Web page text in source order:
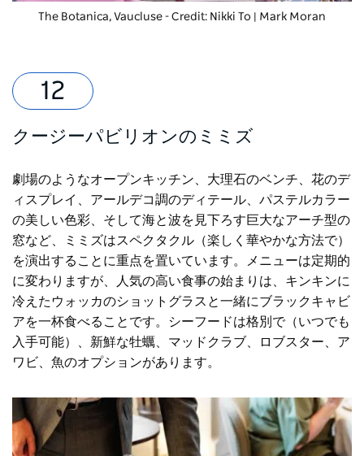
The Botanica, Vaucluse - Credit: Nikki To | Mark Moran
クージーパビリオンのミミズ
劇場のようなオープンキッチン、大理石のベンチ、花のデ
ィスプレイ、アールデコ調のディテール、パステルカラー
の美しい色彩、そして海と波を見下ろす巨大なアーチ型の
窓など、ミミズはスペクタクル（楽しく華やかな方法で）
を演出することに重点を置いています。メニューは定期的
に変わりますが、人気の高い食事の始まりは、キンキンに
冷えたウォッカのショットグラスと一緒にブラックキャビ
アを一杯食べることです。シーフードは格別で（いつでも
入手可能）、新鮮な牡蠣、マッドクラブ、ロブスター、ア
ワビ、魚のオプションがあります。